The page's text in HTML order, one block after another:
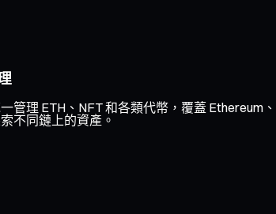
管理 ETH、NFT 和各類代幣，覆蓋 Ethereum
不同鏈上的資產。